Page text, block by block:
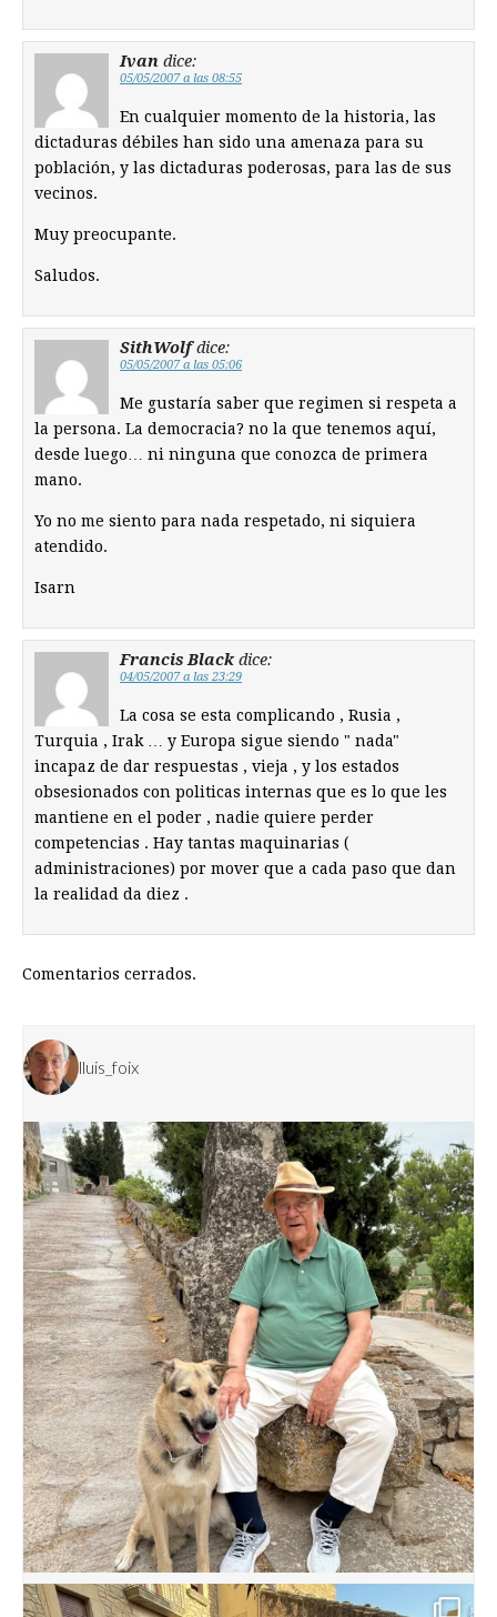
Ivan dice:
05/05/2007 a las 08:55
En cualquier momento de la historia, las
dictaduras débiles han sido una amenaza para su
población, y las dictaduras poderosas, para las de sus
vecinos.
Muy preocupante.
Saludos.
SithWolf dice:
05/05/2007 a las 05:06
Me gustaría saber que regimen si respeta a
la persona. La democracia? no la que tenemos aquí,
desde luego… ni ninguna que conozca de primera
mano.
Yo no me siento para nada respetado, ni siquiera
atendido.
Isarn
Francis Black dice:
04/05/2007 a las 23:29
La cosa se esta complicando , Rusia ,
Turquia , Irak … y Europa sigue siendo " nada"
incapaz de dar respuestas , vieja , y los estados
obsesionados con politicas internas que es lo que les
mantiene en el poder , nadie quiere perder
competencias . Hay tantas maquinarias (
administraciones) por mover que a cada paso que dan
la realidad da diez .
Comentarios cerrados.
lluis_foix